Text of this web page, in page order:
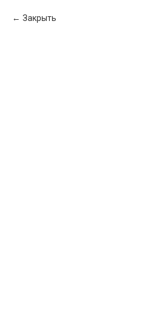
Закрыть